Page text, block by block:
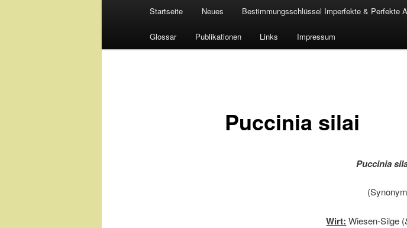
Startseite Neues Bestimmungsschlüssel Imperfekte & Perfekte
Glossar Publikationen Links Impressum
Puccinia silai
Puccinia
Wirt: Wiesen-Silge (